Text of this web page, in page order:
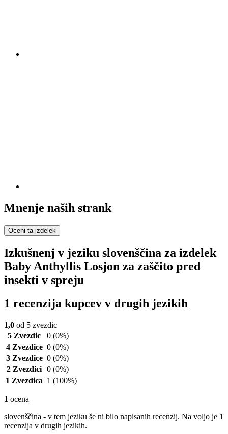
Mnenje naših strank
Oceni ta izdelek
Izkušnenj v jeziku slovenščina za izdelek
Baby Anthyllis Losjon za zaščito pred
insekti v spreju
1 recenzija kupcev v drugih jezikih
1,0 od 5 zvezdic
5 Zvezdic
0 (0%)
4 Zvezdice 0 (0%)
3 Zvezdice 0 (0%)
2 Zvezdici 0 (0%)
1 Zvezdica 1 (100%)
1 ocena
slovenščina - v tem jeziku še ni bilo napisanih recenzij. Na voljo je 1
recenzija v drugih jezikih.